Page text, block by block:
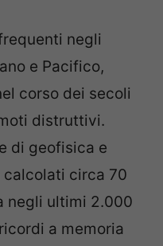
negli
e Pacifico,
corso dei secoli
distruttivi.
di geofisica e
circa 70
negli ultimi 2.000
a memoria